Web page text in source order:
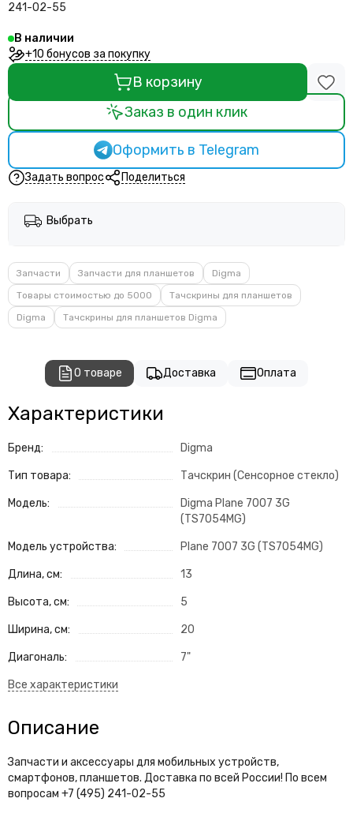
241-02-55
В наличии
+10 бонусов за покупку
В корзину
Заказ в один клик
Оформить в Telegram
Задать вопрос Поделиться
Выбрать
Запчасти Запчасти для планшетов
Digma
Товары стоимостью до 5000
Тачскрины для планшетов
Digma
Тачскрины для планшетов Digma
О товаре Доставка Оплата
Характеристики
Бренд: Digma
Тип товара: Тачскрин (Сенсорное стекло)
Модель:
Digma Plane 7007 3G
(TS7054MG)
Модель устройства: Plane 7007 3G (TS7054MG)
Длина, см: 13
Высота, см: 5
Ширина, см: 20
Диагональ: 7"
Описание
Запчасти и аксессуары для мобильных устройств,
смартфонов, планшетов. Доставка по всей России! По всем
вопросам +7 (495) 241-02-55